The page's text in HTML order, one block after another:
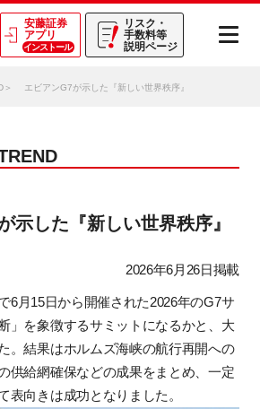
リスク・
手数料等
説明ページ
安藤証券
アプリ
インストール
エビアンG7が示した『新しい世界秩序』
示した『新しい世界秩序』
2026年6月26日掲載
6月15日から開催された2026年のG7サ
」を象徴するサミットになるかと、大
。結果はホルムズ海峡の航行再開への
供給網確保などの成果をまとめ、一定
表向きは成功となりました。